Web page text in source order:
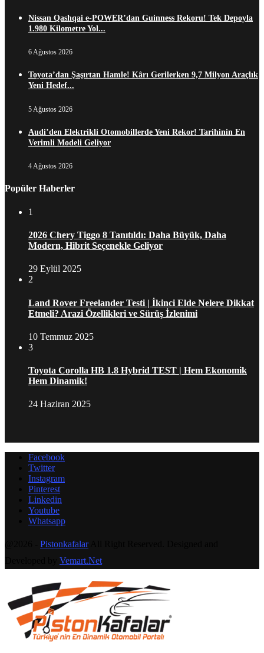
Nissan Qashqai e-POWER’dan Guinness Rekoru! Tek Depoyla
1.980 Kilometre Yol...
6 Ağustos 2026
Toyota’dan Şaşırtan Hamle! Kârı Gerilerken 9,7 Milyon Araçlık
Yeni Hedef...
5 Ağustos 2026
Audi’den Elektrikli Otomobillerde Yeni Rekor! Tarihinin En
Verimli Modeli Geliyor
4 Ağustos 2026
Popüler Haberler
1
2026 Chery Tiggo 8 Tanıtıldı: Daha Büyük, Daha
Modern, Hibrit Seçenekle Geliyor
29 Eylül 2025
2
Land Rover Freelander Testi | İkinci Elde Nelere Dikkat
Etmeli? Arazi Özellikleri ve Sürüş İzlenimi
10 Temmuz 2025
3
Toyota Corolla HB 1.8 Hybrid TEST | Hem Ekonomik
Hem Dinamik!
24 Haziran 2025
Facebook
Twitter
Instagram
Pinterest
Linkedin
Youtube
Whatsapp
PistonkafalarAll Right Reserved. Designed and
Vemart.Net